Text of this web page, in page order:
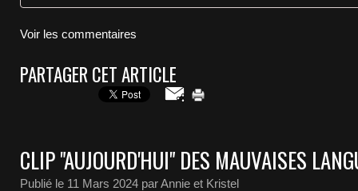
Voir les commentaires
PARTAGER CET ARTICLE
CLIP "AUJOURD'HUI" DES MAUVAISES
Publié le 11 Mars 2024 par Annie et Kristel